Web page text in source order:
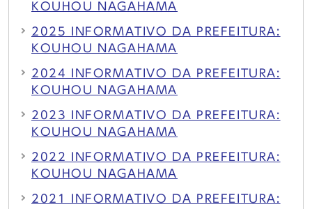
KOUHOU NAGAHAMA
2025 INFORMATIVO DA PREFEITURA:
KOUHOU NAGAHAMA
2024 INFORMATIVO DA PREFEITURA:
KOUHOU NAGAHAMA
2023 INFORMATIVO DA PREFEITURA:
KOUHOU NAGAHAMA
2022 INFORMATIVO DA PREFEITURA:
KOUHOU NAGAHAMA
2021 INFORMATIVO DA PREFEITURA: